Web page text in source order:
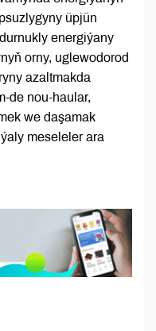
üpjün
energiýany
orny, uglewodorod
azaltmakda
de nou-haular,
we daşamak
meseleler ara